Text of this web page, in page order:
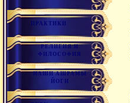
ПРАКТИКИ
РЕЛИГИЯ И
ФИЛОСОФИЯ
НАШИ АШРАМЫ
ЙОГИ